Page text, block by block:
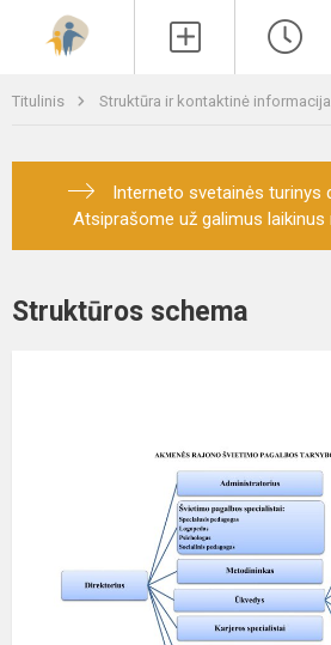
Titulinis Struktūra ir kontaktinė informacija
Interneto svetainės turinys
Atsiprašome už galimus laikinus
Struktūros schema